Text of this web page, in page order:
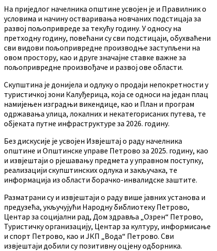
На приједлог начелника општине усвојен је и Правилник о
условима и начину остваривања новчаних подстицаја за
развој пољопривреде за текућу годину. У односу на
претходну годину, повећани су сви подстицаји, обухваћени
сви видови пољопривредне производње заступљени на
овом простору, као и друге значајне ставке важне за
пољопривредне произвођаче и развој ове области.
Скупштина је донијела и одлуку о продаји непокретности у
туристичкој зони Калуђерица, која се односи на један плац
намијењен изградњи викендице, као и План и програм
одржавања улица, локалних и некатегорисаних путева, те
објеката путне инфраструктуре за 2026. годину.
Без дискусије је усвојен Извјештај о раду начелника
општине и Општинске управе Петрово за 2025. годину, као
и извјештаји о рјешавању предмета у управном поступку,
реализацији скупштинских одлука и закључака, те
информација из области борачко-инвалидске заштите.
Разматрани су и извјештаји о раду више јавних установа и
предузећа, укључујући Народну библиотеку Петрово,
Центар за социјални рад, Дом здравља „Озрен“ Петрово,
Туристичку организацију, Центар за културу, информисање
и спорт Петрово, као и ЈКП „Вода“ Петрово. Сви
извјештаји добили су позитивну оцјену одборника.